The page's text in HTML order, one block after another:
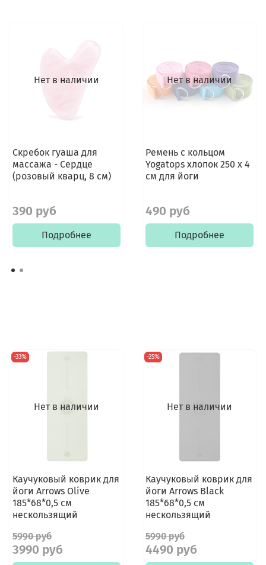
Нет в наличии
Скребок гуаша для
массажа - Сердце
(розовый кварц, 8 см)
390 руб
Подробнее
Нет в наличии
Ремень с кольцом
Yogatops хлопок 250 х 4
см для йоги
490 руб
Подробнее
Нет в наличии
-33%
Каучуковый коврик для
йоги Arrows Olive
185*68*0,5 см
нескользящий
5990 руб
3990 руб
Нет в наличии
-25%
Каучуковый коврик для
йоги Arrows Black
185*68*0,5 см
нескользящий
5990 руб
4490 руб